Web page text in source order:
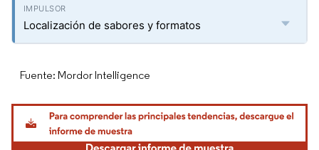
Localización de sabores y formatos
Fuente: Mordor Intelligence